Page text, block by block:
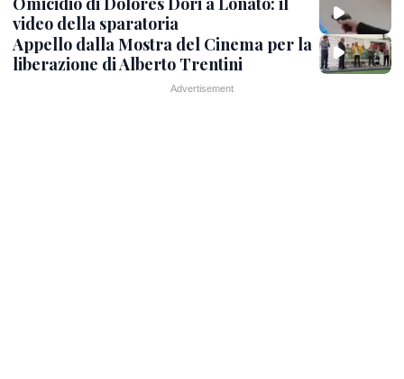
video della sparatoria
Appello dalla Mostra del Cinema per la
liberazione di Alberto Trentini